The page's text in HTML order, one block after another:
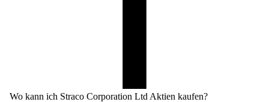
Wo kann ich Straco Corporation Ltd Aktien kaufen?